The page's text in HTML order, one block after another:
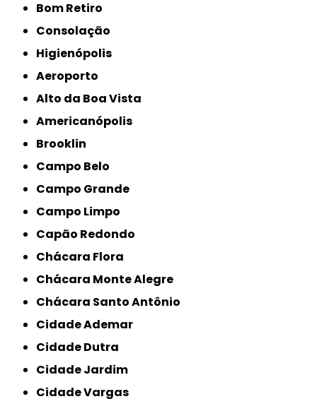
Bom Retiro
Consolação
Higienópolis
Aeroporto
Alto da Boa Vista
Americanópolis
Brooklin
Campo Belo
Campo Grande
Campo Limpo
Capão Redondo
Chácara Flora
Chácara Monte Alegre
Chácara Santo Antônio
Cidade Ademar
Cidade Dutra
Cidade Jardim
Cidade Vargas